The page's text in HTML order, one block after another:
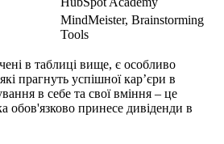
MindMeister, Brainstorming
Tools
в таблиці вище, є особливо
прагнуть успішної кар’єри в
в себе та свої вміння – це
обов'язково принесе дивіденди в